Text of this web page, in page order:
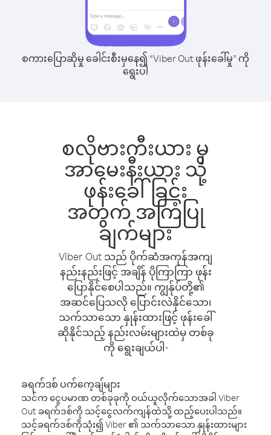
စကားပြောဆိုမှု ခေါင်းစီးမှနေ၍ “Viber Out ဖုန်းခေါ်မှု” ကို
ရွေးပါ
စလိုဗားကီးယား မှ
အာမေးနီးယား သို့
ဖုန်းခေါ်ခြင်း
အတွက် အကြံပြု
ချက်များ
Viber Out သည် ပိုက်ဆံအကုန်အကျ
နည်းနည်းဖြင့် အချိန် ပိုကြာကြာ ဖုန်း
ပြောနိုင်စေပါသည်။ ကျွန်ုပ်တို့၏
အဆင်ပြေသလို ပြောင်းလဲနိုင်သော၊
သက်သာသော နှုန်းထားဖြင့် ဖုန်းခေါ်
ဆိုနိုင်သည့် နည်းလမ်းများထဲမှ တစ်ခု
ကို ရွေးချယ်ပါ-
ခရက်ဒစ် ပက်ကေ့ချ်များ
သင်က ငွေပမာဏ တစ်ခုခုကို ဝယ်ယူလိုက်သောအခါ Viber
Out ခရက်ဒစ်ကို သင့်ငွေလက်ကျန်ထဲသို့ ထည့်ပေးပါသည်။
သင့်ခရက်ဒစ်ကိုသုံး၍ Viber ၏ သက်သာသော နှုန်းထားများ